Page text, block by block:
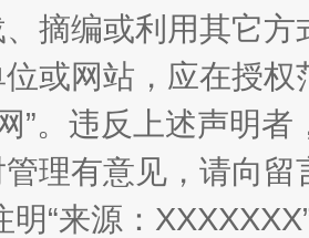
摘编或利用其它
或网站，应在授
”。违反上述声明
理有意见，请向
明“来源：